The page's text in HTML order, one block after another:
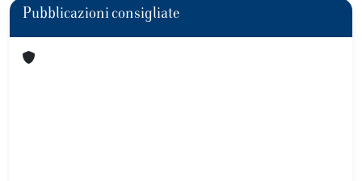
Pubblicazioni consigliate